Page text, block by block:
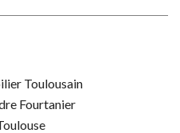
Toulousain
Fourtanier